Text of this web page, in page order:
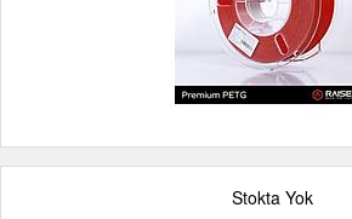
Stokta Yok